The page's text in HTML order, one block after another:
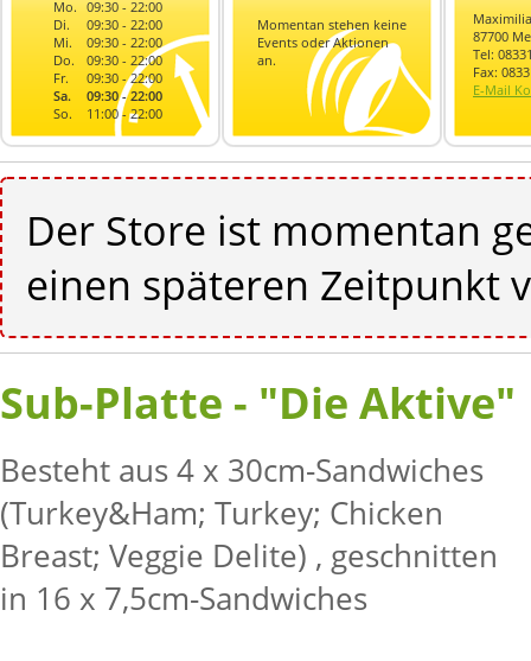
Mo. 09:30 - 22:00
Di.
09:30 - 22:00
Mi.
09:30 - 22:00
Do.
09:30 - 22:00
Fr.
09:30 - 22:00
Sa.
09:30 - 22:00
So.
11:00 - 22:00
Momentan stehen keine
Events oder Aktionen
an.
87700
Tel:
Fax:
E-Mail
Der Store ist momentan
einen späteren Zeitpunkt
Sub-Platte - "Die Aktive"
Besteht aus 4 x 30cm-Sandwiches
(Turkey&Ham; Turkey; Chicken
Breast; Veggie Delite) , geschnitten
in 16 x 7,5cm-Sandwiches